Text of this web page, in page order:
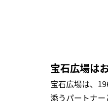
宝石広場は
宝石広場は、
添うパートナー